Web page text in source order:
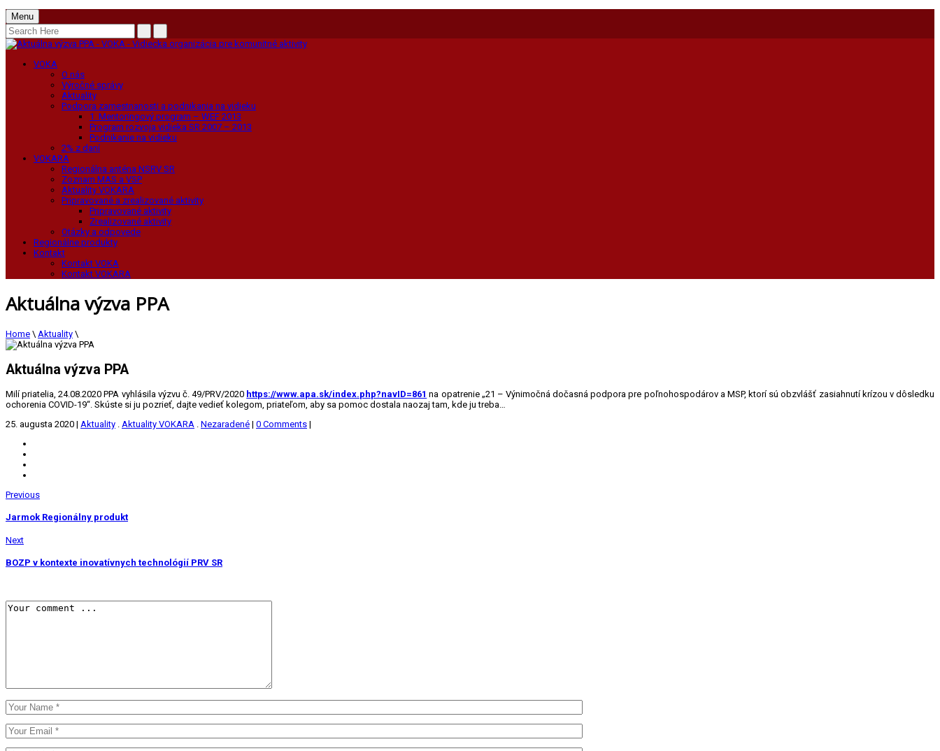
Menu
VOKA
O nás
Výročné správy
Aktuality
Podpora zamestnanosti a podnikania na vidieku
1. Mentoringový program – WEF 2013
Program rozvoja vidieka SR 2007 – 2013
Podnikanie na vidieku
2% z daní
VOKARA
Regionálna anténa NSRV SR
Zoznam MAS a VSP
Aktuality VOKARA
Pripravované a zrealizované aktivity
Pripravované aktivity
Zrealizované aktivity
Otázky a odpovede
Regionálne produkty
Kontakt
Kontakt VOKA
Kontakt VOKARA
Aktuálna výzva PPA
Home \ Aktuality \
Aktuálna výzva PPA
Milí priatelia, 24.08.2020 PPA vyhlásila výzvu č. 49/PRV/2020 https://www.apa.sk/index.php?navID=861 na opatrenie „21 – Výnimočná dočasná podpora pre poľnohospodárov a MSP, ktorí sú obzvlášť zasiahnutí krízou v dôsledku
ochorenia COVID-19“. Skúste si ju pozrieť, dajte vedieť kolegom, priateľom, aby sa pomoc dostala naozaj tam, kde ju treba…
25. augusta 2020 | Aktuality . Aktuality VOKARA . Nezaradené | 0 Comments |
Previous
Jarmok Regionálny produkt
Next
BOZP v kontexte inovatívnych technológií PRV SR